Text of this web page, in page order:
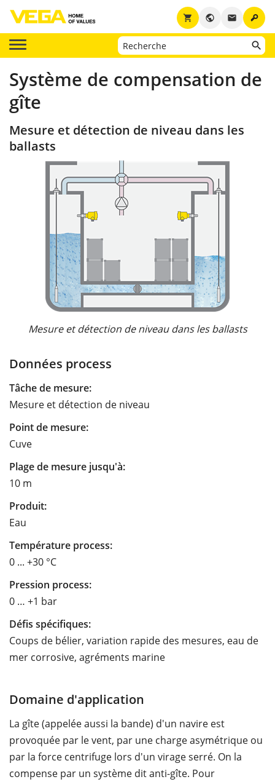
key
email
public
shopping_cart
Système de compensation de
gîte
Mesure et détection de niveau dans les
ballasts
Mesure et détection de niveau dans les ballasts
Données process
Tâche de mesure:
Mesure et détection de niveau
Point de mesure:
Cuve
Plage de mesure jusqu'à:
10 m
Produit:
Eau
Température process:
0 ... +30 °C
Pression process:
0 … +1 bar
Défis spécifiques:
Coups de bélier, variation rapide des mesures, eau de
mer corrosive, agréments marine
Domaine d'application
La gîte (appelée aussi la bande) d'un navire est
provoquée par le vent, par une charge asymétrique ou
par la force centrifuge lors d'un virage serré. On la
compense par un système dit anti-gîte. Pour